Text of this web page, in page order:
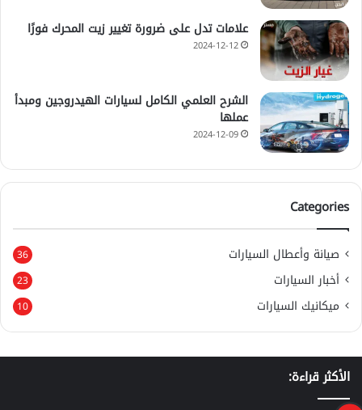
علامات تدل على ضرورة تغيير زيت المحرك فورًا
2024-12-12
الشرح العلمي الكامل لسيارات الهيدروجين ومبدأ
عملها
2024-12-09
Categories
صيانة وأعطال السيارات 36
أخبار السيارات 23
ميكانيك السيارات 10
الأكثر قراءة: